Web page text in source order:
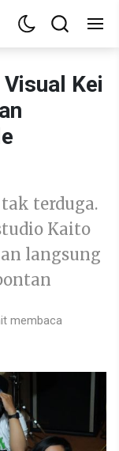
Kei
terduga.
Kaito
langsung
membaca